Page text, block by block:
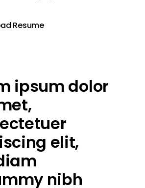
Resume
ipsum dolor
elit,
nibh